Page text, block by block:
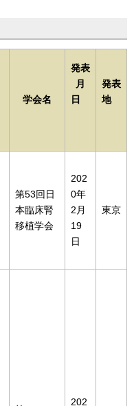
学会名
発表
月
日
発表
地
第53回日
本臨床腎
移植学会
202
0年
2月
19
日
東京
202